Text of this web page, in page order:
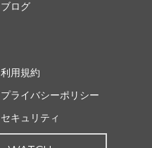
ブログ
利用規約
プライバシーポリシー
セキュリティ